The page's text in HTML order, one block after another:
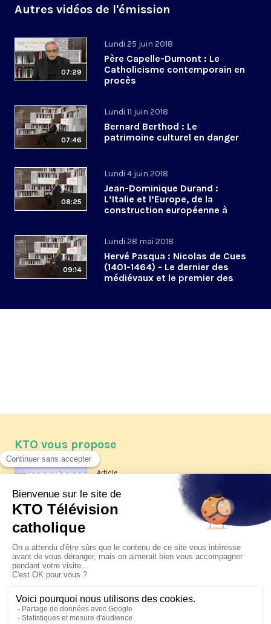
Autres vidéos de l'émission
07:29
Lundi 25 juin 2018
Père Capelle-Dumont : Le
Catholicisme contemporain en
procès
07:46
Lundi 11 juin 2018
Bernard Berthod : Le
patrimoine culturel en danger
08:25
Lundi 4 juin 2018
Jean-Dominique Durand :
L’Italie et l’Europe, de la
construction européenne à
09:14
Lundi 28 mai 2018
Hervé Pasqua : Nicolas de Cues
(1401-1464) - Le dernier des
médiévaux et le premier des
KTO vous propose
Article
Les reportages d'été 2026 de KTO
La visite pastorale du pape Léon
XIV à Assise à suivre sur KTO le
jeudi 6 août
Le pape en Uruguay, Argentine et
Pérou du 6 au 17 novembre 2026